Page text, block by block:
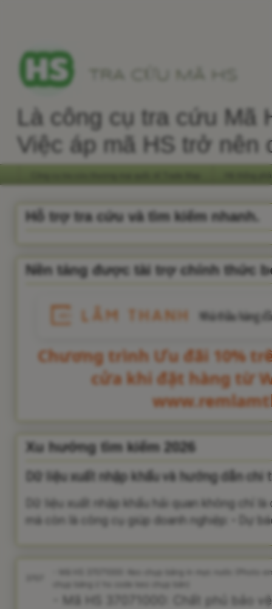
Là công cụ tra cứu Mã
Việc áp mã HS trở nên
Hỗ trợ tra cứu và tìm kiếm nhanh.
Nền tảng được tài trợ chính thức
Chương trình Ưu đãi 10%
cửa khi đặt hàng từ
Xu hướng tìm kiếm 2026
Dữ liệu xuất nhập khẩu và hướng dẫn
Dữ liệu xuất nhập khẩu hải quan không chỉ
mà còn là công cụ giúp doanh nghiệp: • Dự
- Mã HS 37071000: Keo chụp bảng in mực nước (Photo
- Mã HS 37071000: Chất phủ bảo